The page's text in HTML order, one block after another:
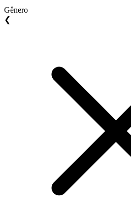
Gênero
❮